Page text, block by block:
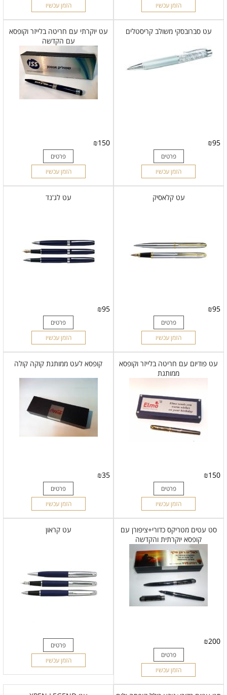
הזמן עכשיו
הזמן עכשיו
עט סברובסקי משולב קריסטלים
₪95
פרטים
הזמן עכשיו
עט יוקרתי עם חריטה בלייזר וקופסא
עם הקדשה
₪150
פרטים
הזמן עכשיו
עט קלאסיק
₪95
פרטים
הזמן עכשיו
עט לג'נד
₪95
פרטים
הזמן עכשיו
עט פודיום עם חריטה בלייזר וקופסא
ממותגת
₪150
פרטים
הזמן עכשיו
קופסא לעט ממותגת קוקה קולה
₪35
פרטים
הזמן עכשיו
סט עטים מטריקס כדורי+ציפורן עם
קופסא יוקרתית והקדשה
₪200
פרטים
הזמן עכשיו
עט קראון
פרטים
הזמן עכשיו